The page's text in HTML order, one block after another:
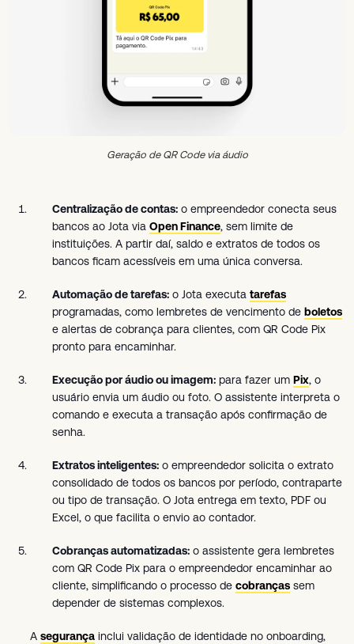
Geração de QR Code via áudio
Centralização de contas: o empreendedor conecta seus
bancos ao Jota via Open Finance, sem limite de
instituições. A partir daí, saldo e extratos de todos os
bancos ficam acessíveis em uma única conversa.
Automação de tarefas: o Jota executa tarefas
programadas, como lembretes de vencimento de boletos
e alertas de cobrança para clientes, com QR Code Pix
pronto para encaminhar.
Execução por áudio ou imagem: para fazer um Pix, o
usuário envia um áudio ou foto. O assistente interpreta o
comando e executa a transação após confirmação de
senha.
Extratos inteligentes: o empreendedor solicita o extrato
consolidado de todos os bancos por período, contraparte
ou tipo de transação. O Jota entrega em texto, PDF ou
Excel, o que facilita o envio ao contador.
Cobranças automatizadas: o assistente gera lembretes
com QR Code Pix para o empreendedor encaminhar ao
cliente, simplificando o processo de cobranças sem
depender de sistemas complexos.
A segurança inclui validação de identidade no onboarding,